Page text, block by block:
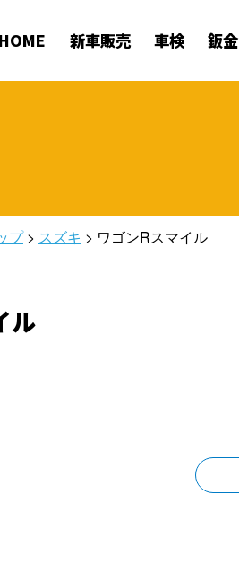
HOME 新車販売 車検 鈑金
プ> スズキ > ワゴンRスマイル
ル